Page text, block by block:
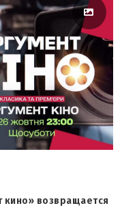
кино» возвращается